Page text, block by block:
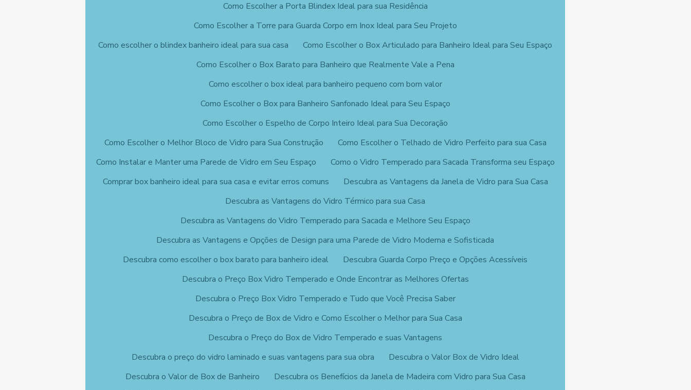
Como Escolher a Porta Blindex Ideal para sua Residência
Como Escolher a Torre para Guarda Corpo em Inox Ideal para Seu Projeto
Como escolher o blindex banheiro ideal para sua casa
Como Escolher o Box Articulado para Banheiro Ideal para Seu Espaço
Como Escolher o Box Barato para Banheiro que Realmente Vale a Pena
Como escolher o box ideal para banheiro pequeno com bom valor
Como Escolher o Box para Banheiro Sanfonado Ideal para Seu Espaço
Como Escolher o Espelho de Corpo Inteiro Ideal para Sua Decoração
Como Escolher o Melhor Bloco de Vidro para Sua Construção
Como Escolher o Telhado de Vidro Perfeito para sua Casa
Como Instalar e Manter uma Parede de Vidro em Seu Espaço
Como o Vidro Temperado para Sacada Transforma seu Espaço
Comprar box banheiro ideal para sua casa e evitar erros comuns
Descubra as Vantagens da Janela de Vidro para Sua Casa
Descubra as Vantagens do Vidro Térmico para sua Casa
Descubra as Vantagens do Vidro Temperado para Sacada e Melhore Seu Espaço
Descubra as Vantagens e Opções de Design para uma Parede de Vidro Moderna e Sofisticada
Descubra como escolher o box barato para banheiro ideal
Descubra Guarda Corpo Preço e Opções Acessíveis
Descubra o Preço Box Vidro Temperado e Onde Encontrar as Melhores Ofertas
Descubra o Preço Box Vidro Temperado e Tudo que Você Precisa Saber
Descubra o Preço de Box de Vidro e Como Escolher o Melhor para Sua Casa
Descubra o Preço do Box de Vidro Temperado e suas Vantagens
Descubra o preço do vidro laminado e suas vantagens para sua obra
Descubra o Valor Box de Vidro Ideal
Descubra o Valor de Box de Banheiro
Descubra os Benefícios da Janela de Madeira com Vidro para Sua Casa